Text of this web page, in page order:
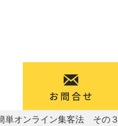
単オンライン集客法 その３